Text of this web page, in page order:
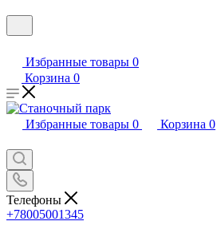
Избранные товары 0
Корзина 0
Избранные товары 0 Корзина 0
Телефоны
+78005001345